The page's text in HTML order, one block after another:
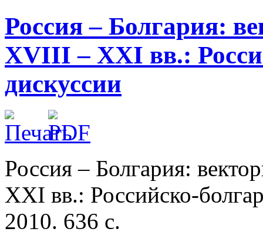
Россия – Болгария:
XVIII – XXI вв.:
дискуссии
Россия – Болгария:
XXI вв.: Российско-
2010. 636 с.